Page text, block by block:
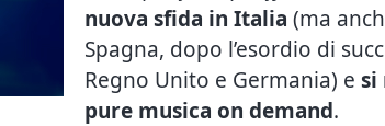
nuova sfida in Italia (ma
Spagna, dopo l’esordio di
Regno Unito e Germania) e si
pure musica on demand.